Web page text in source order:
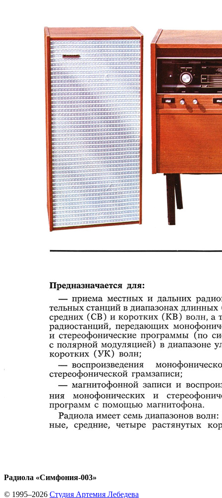
Радиола «Симфония-003»
© 1995–2026 Студия Артемия Лебедева